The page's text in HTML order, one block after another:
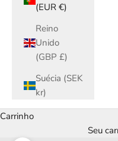
(EUR €)
Reino
Unido
(GBP £)
Suécia (SEK
kr)
Carrinho
Seu